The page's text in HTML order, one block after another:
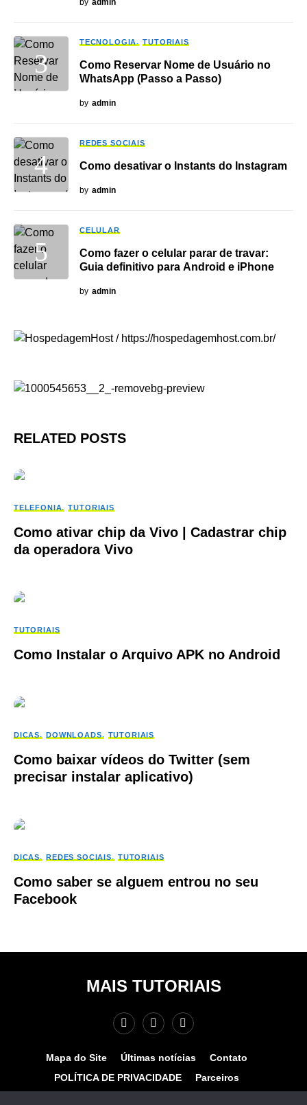
TECNOLOGIA TUTORIAIS
Como Reservar Nome de Usuário no
WhatsApp (Passo a Passo)
by admin
REDES SOCIAIS
Como desativar o Instants do Instagram
by admin
CELULAR
Como fazer o celular parar de travar:
Guia definitivo para Android e iPhone
by admin
RELATED POSTS
TELEFONIA TUTORIAIS
Como ativar chip da Vivo | Cadastrar chip
da operadora Vivo
TUTORIAIS
Como Instalar o Arquivo APK no Android
DICAS DOWNLOADS TUTORIAIS
Como baixar vídeos do Twitter (sem
precisar instalar aplicativo)
DICAS REDES SOCIAIS TUTORIAIS
Como saber se alguem entrou no seu
Facebook
MAIS TUTORIAIS
Mapa do Site Últimas notícias
Contato
POLÍTICA DE PRIVACIDADE
Parceiros